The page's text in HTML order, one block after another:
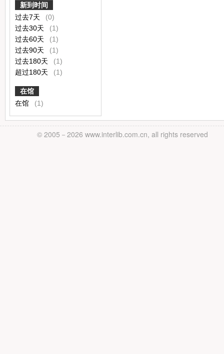
新到时间
过去7天
(0)
过去30天
(1)
过去60天
(1)
过去90天
(1)
过去180天
(1)
超过180天
(1)
在馆
在馆
(1)
© 2005－ 2026 www.interlib.com.cn, all rights reserved